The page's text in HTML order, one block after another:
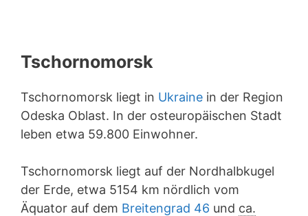
Tschornomorsk
Tschornomorsk liegt in Ukraine in der Region
Odeska Oblast. In der osteuropäischen Stadt
leben etwa 59.800 Einwohner.
Tschornomorsk liegt auf der Nordhalbkugel
der Erde, etwa 5154 km nördlich vom
Äquator auf dem Breitengrad 46 und ca.